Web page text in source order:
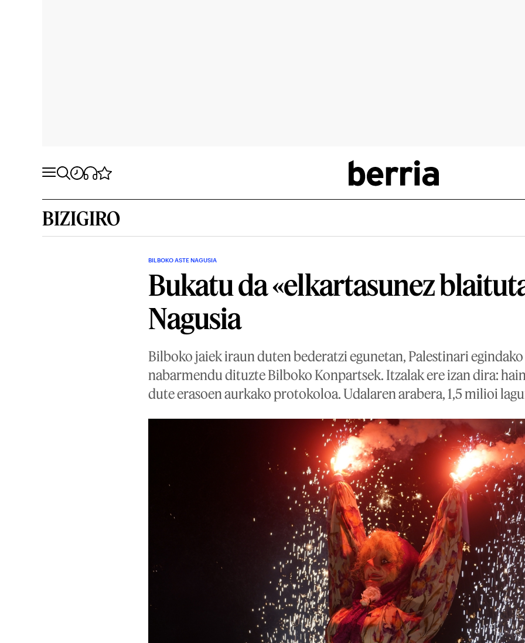
BIZIGIRO
BILBOKO ASTE NAGUSIA
Bukatu da «elkartasunez
Nagusia
Bilboko jaiek iraun duten bederatzi egunetan, Palestinari
nabarmendu dituzte Bilboko Konpartsek. Itzalak ere izan dira:
dute erasoen aurkako protokoloa. Udalaren arabera, 1,5 milioi